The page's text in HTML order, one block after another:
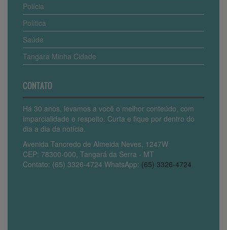
Polícia
Política
Saúde
Tangara Minha Cidade
CONTATO
Há 30 anos, levamos a você o melhor conteúdo, com
imparcialidade e respeito. Curta e fique por dentro do
dia a dia da notícia.
Avenida Tancredo de Almeida Neves, 1247W
CEP: 78300-000, Tangará da Serra - MT
Contato: (65) 3326-4724 WhatsApp: (65) 3326-4724